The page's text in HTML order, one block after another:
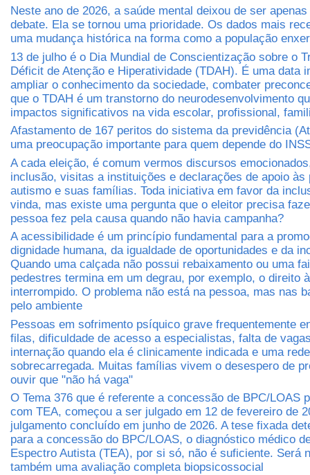
Neste ano de 2026, a saúde mental deixou de ser
debate. Ela se tornou uma prioridade. Os dados mais
uma mudança histórica na forma como a população
13 de julho é o Dia Mundial de Conscientização sobre o
Déficit de Atenção e Hiperatividade (TDAH). É uma data
ampliar o conhecimento da sociedade, combater
que o TDAH é um transtorno do neurodesenvolvimento
impactos significativos na vida escolar, profissional,
Afastamento de 167 peritos do sistema da previdência
uma preocupação importante para quem depende do
A cada eleição, é comum vermos discursos
inclusão, visitas a instituições e declarações de apoio às
autismo e suas famílias. Toda iniciativa em favor da
vinda, mas existe uma pergunta que o eleitor precisa
pessoa fez pela causa quando não havia campanha?
A acessibilidade é um princípio fundamental para a
dignidade humana, da igualdade de oportunidades e da
Quando uma calçada não possui rebaixamento ou uma
pedestres termina em um degrau, por exemplo, o direito
interrompido. O problema não está na pessoa, mas nas
pelo ambiente
Pessoas em sofrimento psíquico grave frequentemente
filas, dificuldade de acesso a especialistas, falta de
internação quando ela é clinicamente indicada e uma rede
sobrecarregada. Muitas famílias vivem o desespero de
ouvir que "não há vaga"
O Tema 376 que é referente a concessão de BPC/LOAS
com TEA, começou a ser julgado em 12 de fevereiro de
julgamento concluído em junho de 2026. A tese fixada
para a concessão do BPC/LOAS, o diagnóstico médico
Espectro Autista (TEA), por si só, não é suficiente. Será
também uma avaliação completa biopsicossocial